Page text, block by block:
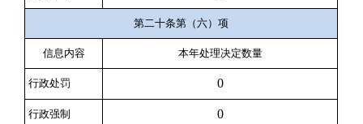
第二十条第（六）项
信息内容 本年处理决定数量
行政处罚 0
行政强制 0